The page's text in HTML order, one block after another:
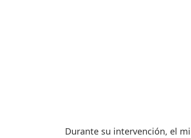
Durante su intervención, el